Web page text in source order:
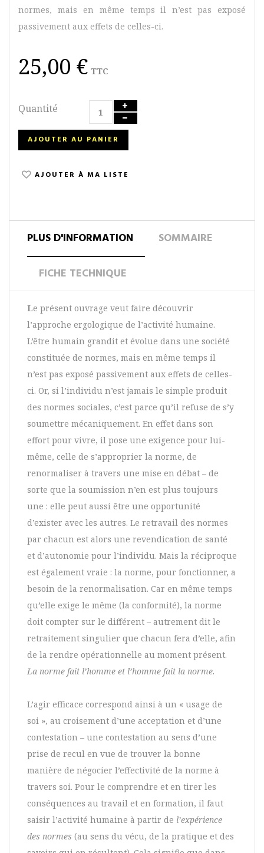
normes, mais en même temps il n’est pas exposé
passivement aux effets de celles-ci.
25,00 € TTC
Quantité
AJOUTER AU PANIER
AJOUTER À MA LISTE
PLUS D'INFORMATION SOMMAIRE
FICHE TECHNIQUE
Le présent ouvrage veut faire découvrir
l’approche ergologique de l’activité humaine.
L’être humain grandit et évolue dans une société
constituée de normes, mais en même temps il
n’est pas exposé passivement aux effets de celles-
ci. Or, si l’individu n’est jamais le simple produit
des normes sociales, c’est parce qu’il refuse de s’y
soumettre mécaniquement. En effet dans son
effort pour vivre, il pose une exigence pour lui-
même, celle de s’approprier la norme, de
renormaliser à travers une mise en débat – de
sorte que la soumission n’en est plus toujours
une : elle peut aussi être une opportunité
d’exister avec les autres. Le retravail des normes
par chacun est alors une revendication de santé
et d’autonomie pour l’individu. Mais la réciproque
est également vraie : la norme, pour fonctionner, a
besoin de la renormalisation. Car en même temps
qu’elle exige le même (la conformité), la norme
doit compter sur le différent – autrement dit le
retraitement singulier que chacun fera d’elle, afin
de la rendre opérationnelle au moment présent.
La norme fait l’homme et l’homme fait la norme.
L’agir efficace correspond ainsi à un « usage de
soi », au croisement d’une acceptation et d’une
contestation – une contestation au sens d’une
prise de recul en vue de trouver la bonne
manière de négocier l’effectivité de la norme à
travers soi. Pour le comprendre et en tirer les
conséquences au travail et en formation, il faut
saisir l’activité humaine à partir de l’expérience
des normes (au sens du vécu, de la pratique et des